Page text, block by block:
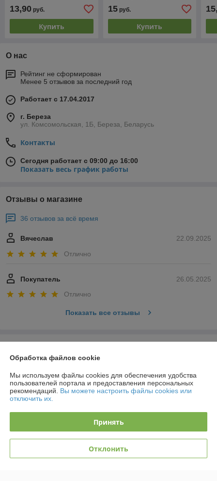
13,90 руб.
Купить
15руб.
Купить
О нас
Рейтинг не сформирован
Менее 5 отзывов за последний год
Работает с 17.04.2017
г. Береза
ул. Комсомольская, 1Б, Береза, Беларусь
Контакты
Сегодня работает с 09:00 до 16:00
Показать весь график работы
Отзывы о магазине
36 отзывов за всё время
22.09.2025
Вячеслав
Отлично
26.05.2025
Покупатель
Отлично
Показать все отзывы
Доставка и оплата
График работы
Политика обработки cookies
Обработка файлов cookie
Мы используем файлы cookies для обеспечения удобства
пользователей портала и предоставления персональных
рекомендаций. Вы можете настроить файлы cookies или
отключить их.
Принять
Отклонить